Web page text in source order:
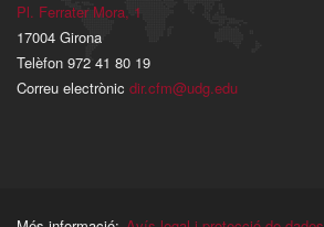
Pl. Ferrater Mora, 1
17004 Girona
Telèfon 972 41 80 19
Correu electrònic dir.cfm@udg.edu